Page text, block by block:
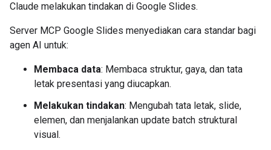
Claude melakukan tindakan di Google Slides.
Server MCP Google Slides menyediakan cara standar bagi
agen AI untuk:
Membaca data: Membaca struktur, gaya, dan tata
letak presentasi yang diucapkan.
Melakukan tindakan: Mengubah tata letak, slide,
elemen, dan menjalankan update batch struktural
visual.